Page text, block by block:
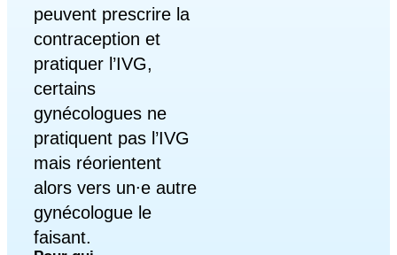
peuvent prescrire la
contraception et
pratiquer l’IVG,
certains
gynécologues ne
pratiquent pas l’IVG
mais réorientent
alors vers un∙e autre
gynécologue le
faisant.